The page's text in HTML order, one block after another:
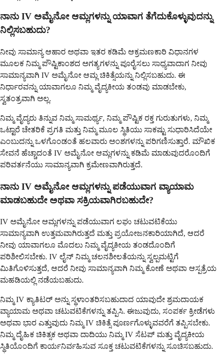
ನಾನು IV ಅಮೈನೋ ಆಮ್ಲಗಳನ್ನು ಯಾವಾಗ ತೆಗೆದುಕೊಳ್ಳುವುದನ್ನು
ನಿಲ್ಲಿಸಬಹುದು?
ನೀವು ಸಾಮಾನ್ಯ ಆಹಾರ ಅಥವಾ ಇತರ ಕಡಿಮೆ ಆಕ್ರಮಣಕಾರಿ ವಿಧಾನಗಳ
ಮೂಲಕ ನಿಮ್ಮ ಪೌಷ್ಟಿಕಾಂಶದ ಅಗತ್ಯಗಳನ್ನು ಪೂರೈಸಲು ಸಾಧ್ಯವಾದಾಗ ನೀವು
ಸಾಮಾನ್ಯವಾಗಿ IV ಅಮೈನೋ ಆಮ್ಲ ಚಿಕಿತ್ಸೆಯನ್ನು ನಿಲ್ಲಿಸಬಹುದು. ಈ
ನಿರ್ಧಾರವನ್ನು ಯಾವಾಗಲೂ ನಿಮ್ಮ ವೈದ್ಯಕೀಯ ತಂಡವು ಮಾಡಬೇಕು,
ಸ್ವತಂತ್ರವಾಗಿ ಅಲ್ಲ.
ನಿಮ್ಮ ವೈದ್ಯರು ತಿನ್ನುವ ನಿಮ್ಮ ಸಾಮರ್ಥ್ಯ, ನಿಮ್ಮ ಪೌಷ್ಟಿಕ ರಕ್ತ ಗುರುತುಗಳು, ನಿಮ್ಮ
ಒಟ್ಟಾರೆ ಚೇತರಿಕೆ ಪ್ರಗತಿ ಮತ್ತು ನಿಮ್ಮ ಮೂಲ ಸ್ಥಿತಿಯು ಸಾಕಷ್ಟು ಸುಧಾರಿಸಿದೆಯೇ
ಎಂಬುದನ್ನು ಒಳಗೊಂಡಂತೆ ಹಲವಾರು ಅಂಶಗಳನ್ನು ಪರಿಗಣಿಸುತ್ತಾರೆ. ಮೌಖಿಕ
ಸೇವನೆ ಹೆಚ್ಚಾದಂತೆ IV ಅಮೈನೋ ಆಮ್ಲಗಳನ್ನು ಕಡಿಮೆ ಮಾಡುವುದರೊಂದಿಗೆ
ಪರಿವರ್ತನೆಯು ಸಾಮಾನ್ಯವಾಗಿ ಕ್ರಮೇಣವಾಗಿರುತ್ತದೆ.
ನಾನು IV ಅಮೈನೋ ಆಮ್ಲಗಳನ್ನು ಪಡೆಯುವಾಗ ವ್ಯಾಯಾಮ
ಮಾಡಬಹುದೇ ಅಥವಾ ಸಕ್ರಿಯವಾಗಿರಬಹುದೇ?
IV ಅಮೈನೋ ಆಮ್ಲಗಳನ್ನು ಪಡೆಯುವಾಗ ಲಘು ಚಟುವಟಿಕೆಯು
ಸಾಮಾನ್ಯವಾಗಿ ಉತ್ತಮವಾಗಿರುತ್ತದೆ ಮತ್ತು ಪ್ರಯೋಜನಕಾರಿಯಾಗಿದೆ, ಆದರೆ
ನೀವು ಯಾವಾಗಲೂ ಮೊದಲು ನಿಮ್ಮ ವೈದ್ಯಕೀಯ ತಂಡದೊಂದಿಗೆ
ಪರಿಶೀಲಿಸಬೇಕು. IV ಲೈನ್ ನಿಮ್ಮ ಚಲನಶೀಲತೆಯನ್ನು ಸ್ವಲ್ಪಮಟ್ಟಿಗೆ
ಮಿತಿಗೊಳಿಸುತ್ತದೆ, ಆದರೆ ನೀವು ಸಾಮಾನ್ಯವಾಗಿ ನಿಮ್ಮ ಕೋಣೆ ಅಥವಾ ಆಸ್ಪತ್ರೆಯ
ಮಹಡಿಯಲ್ಲಿ ನಡೆಯಬಹುದು.
ನಿಮ್ಮ IV ಕ್ಯಾತಿಟರ್ ಅನ್ನು ಸ್ಥಳಾಂತರಿಸಬಹುದಾದ ಯಾವುದೇ ಶ್ರಮದಾಯಕ
ವ್ಯಾಯಾಮ ಅಥವಾ ಚಟುವಟಿಕೆಗಳನ್ನು ತಪ್ಪಿಸಿ. ಈಜುವುದು, ಸಂಪರ್ಕ ಕ್ರೀಡೆಗಳು
ಅಥವಾ ಭಾರ ಎತ್ತುವುದು ನಿಮ್ಮ IV ಚಿಕಿತ್ಸೆ ಪೂರ್ಣಗೊಳ್ಳುವವರೆಗೆ ತಪ್ಪಿಸಬೇಕು.
ನಿಮ್ಮ ದೈಹಿಕ ಚಿಕಿತ್ಸಕ ಅಥವಾ ದಾದಿಯು ನಿಮ್ಮ IV ಸೆಟಪ್ ಮತ್ತು ವೈದ್ಯಕೀಯ
ಸ್ಥಿತಿಯೊಂದಿಗೆ ಕಾರ್ಯನಿರ್ವಹಿಸುವ ಸೂಕ್ತ ಚಟುವಟಿಕೆಗಳನ್ನು ಸೂಚಿಸಬಹುದು.